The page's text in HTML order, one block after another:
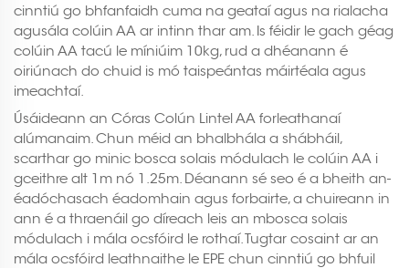
cinntiú go bhfanfaidh cuma na geataí agus na rialacha
agusála colúin AA ar intinn thar am. Is féidir le gach géag
colúin AA tacú le míniúim 10kg, rud a dhéanann é
oiriúnach do chuid is mó taispeántas máirtéala agus
imeachtaí.
Úsáideann an Córas Colún Lintel AA forleathanaí
alúmanaim. Chun méid an bhalbhála a shábháil,
scarthar go minic bosca solais módulach le colúin AA i
gceithre alt 1m nó 1.25m. Déanann sé seo é a bheith an-
éadóchasach éadomhain agus forbairte, a chuireann in
ann é a thraenáil go díreach leis an mbosca solais
módulach i mála ocsfóird le rothaí. Tugtar cosaint ar an
mála ocsfóird leathnaithe le EPE chun cinntiú go bhfuil